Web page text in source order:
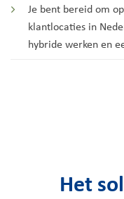
Je bent bereid om
klantlocaties in
hybride werken en
Het